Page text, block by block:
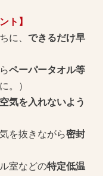
ト】
に、 できるだけ早
ペーパータオル等
。）
空気を入れないよう
を抜きながら密封
室などの特定低温